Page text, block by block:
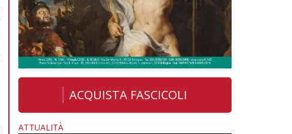
ACQUISTA FASCICOLI
ATTUALITÀ